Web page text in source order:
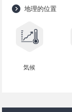
地理的位置
気候